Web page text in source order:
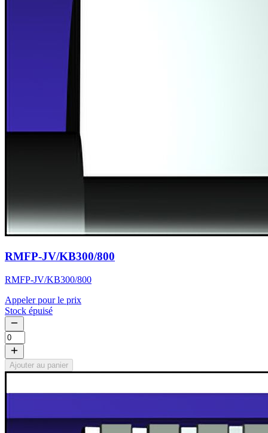
RMFP-JV/KB300/800
RMFP-JV/KB300/800
Appeler pour le prix
Stock épuisé
Ajouter au panier